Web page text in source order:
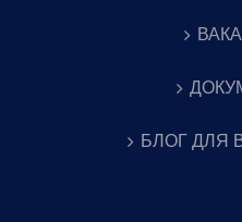
БЛОГ ДЛЯ